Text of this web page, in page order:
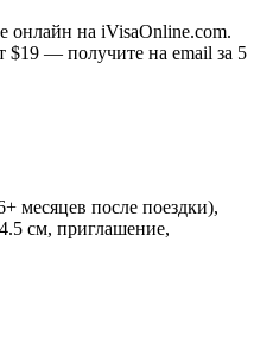
онлайн на iVisaOnline.com.
$19 — получите на email за 5
месяцев после поездки),
см, приглашение,